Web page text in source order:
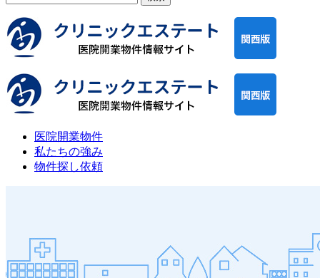
医院開業物件
私たちの強み
物件探し依頼